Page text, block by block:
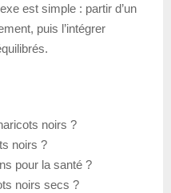
est simple : partir d’un
puis l’intégrer
noirs ?
noirs ?
pour la santé ?
noirs secs ?